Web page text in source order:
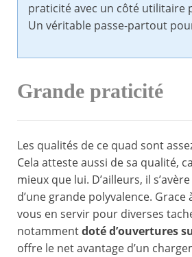
praticité avec un côté utilitaire
Un véritable passe-partout
Grande praticité
Les qualités de ce quad sont
Cela atteste aussi de sa qualité,
mieux que lui. D’ailleurs, il
d’une grande polyvalence. Grace
vous en servir pour diverses
notammentdoté d’ouvertures
offre le net avantage d’un